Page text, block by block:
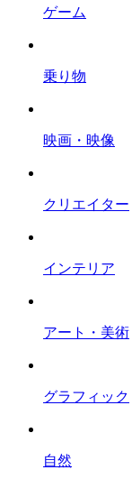
ゲーム
乗り物
映画・映像
クリエイター
インテリア
アート・美術
グラフィック
自然